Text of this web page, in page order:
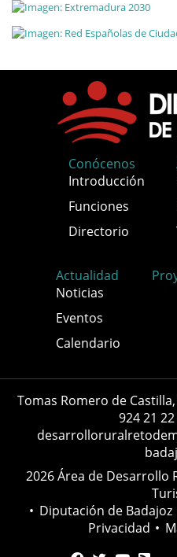
Conócenos
Introducción
Funciones
Directorio
Actualidad
Noticias
Eventos
Calendario
Tomas Romero de
924 21
2026 Área de Desarrollo
• Diputación de Badajoz
Privacidad •